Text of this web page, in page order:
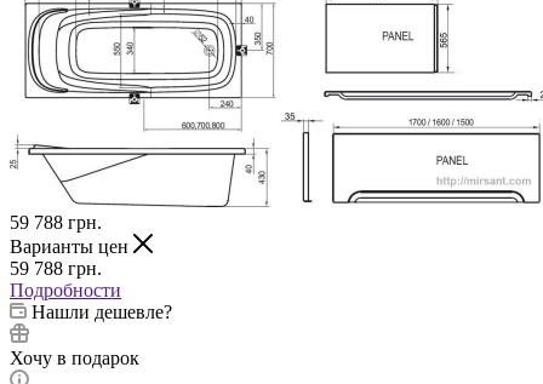
59 788 грн.
Варианты цен
59 788 грн.
Подробности
Нашли дешевле?
Хочу в подарок